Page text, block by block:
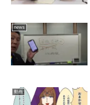
news
動画